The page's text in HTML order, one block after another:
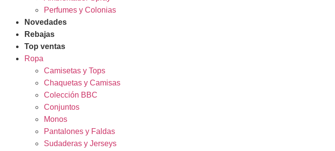
Perfumes y Colonias
Novedades
Rebajas
Top ventas
Ropa
Camisetas y Tops
Chaquetas y Camisas
Colección BBC
Conjuntos
Monos
Pantalones y Faldas
Sudaderas y Jerseys